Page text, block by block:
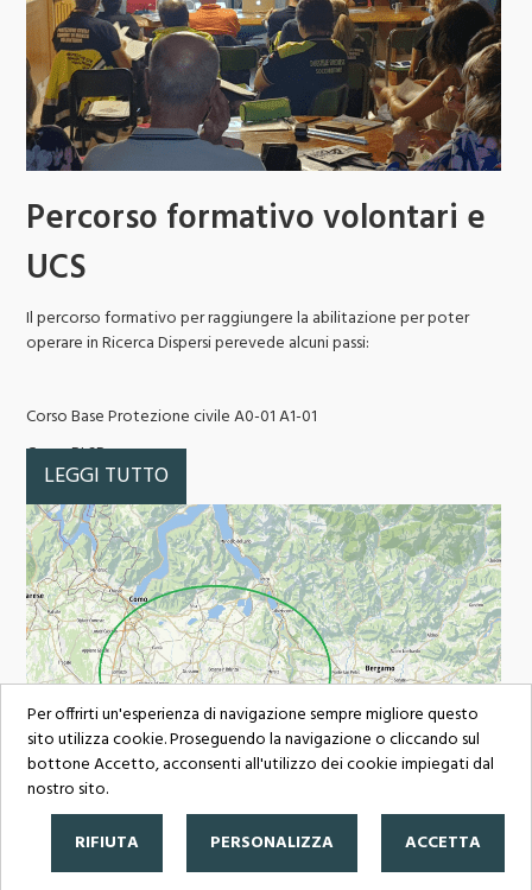
Percorso formativo volontari e
UCS
Il percorso formativo per raggiungere la abilitazione per poter
operare in Ricerca Dispersi perevede alcuni passi:
Corso Base Protezione civile A0-01 A1-01
Corso BLSD
Corso Ricerca e Soccorso 5 moduli da 3 ore in Aula e esercitazioni
pratiche con esame finale.
Percorso di addestramento unita cinofila da soccorso articolato in
8 fasi con esame finale e di mantenimento annuale
LEGGI TUTTO
Quando e dove ci troviamo
Per offrirti un'esperienza di navigazione sempre migliore questo
sito utilizza cookie. Proseguendo la navigazione o cliccando sul
bottone Accetto, acconsenti all'utilizzo dei cookie impiegati dal
nostro sito.
RIFIUTA
PERSONALIZZA ACCETTA